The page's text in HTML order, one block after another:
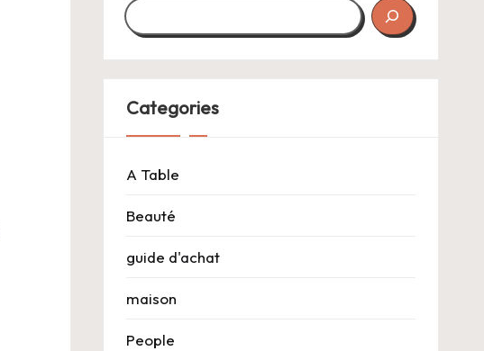
Categories
A Table
Beauté
guide d'achat
maison
People